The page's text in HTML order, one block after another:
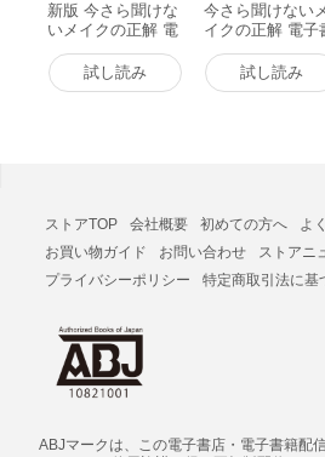
新版 今さら聞けな
いメイクの正解 電
子書籍版
試し読み
今さら聞けない
イクの正解 電子
籍版
試し読み
ストアTOP 会社概要 初めての方へ
よ
お買い物ガイド
お問い合わせ
ストアニ
プライバシーポリシー
特定商取引法に基
ABJマークは、この電子書店・電子書籍配